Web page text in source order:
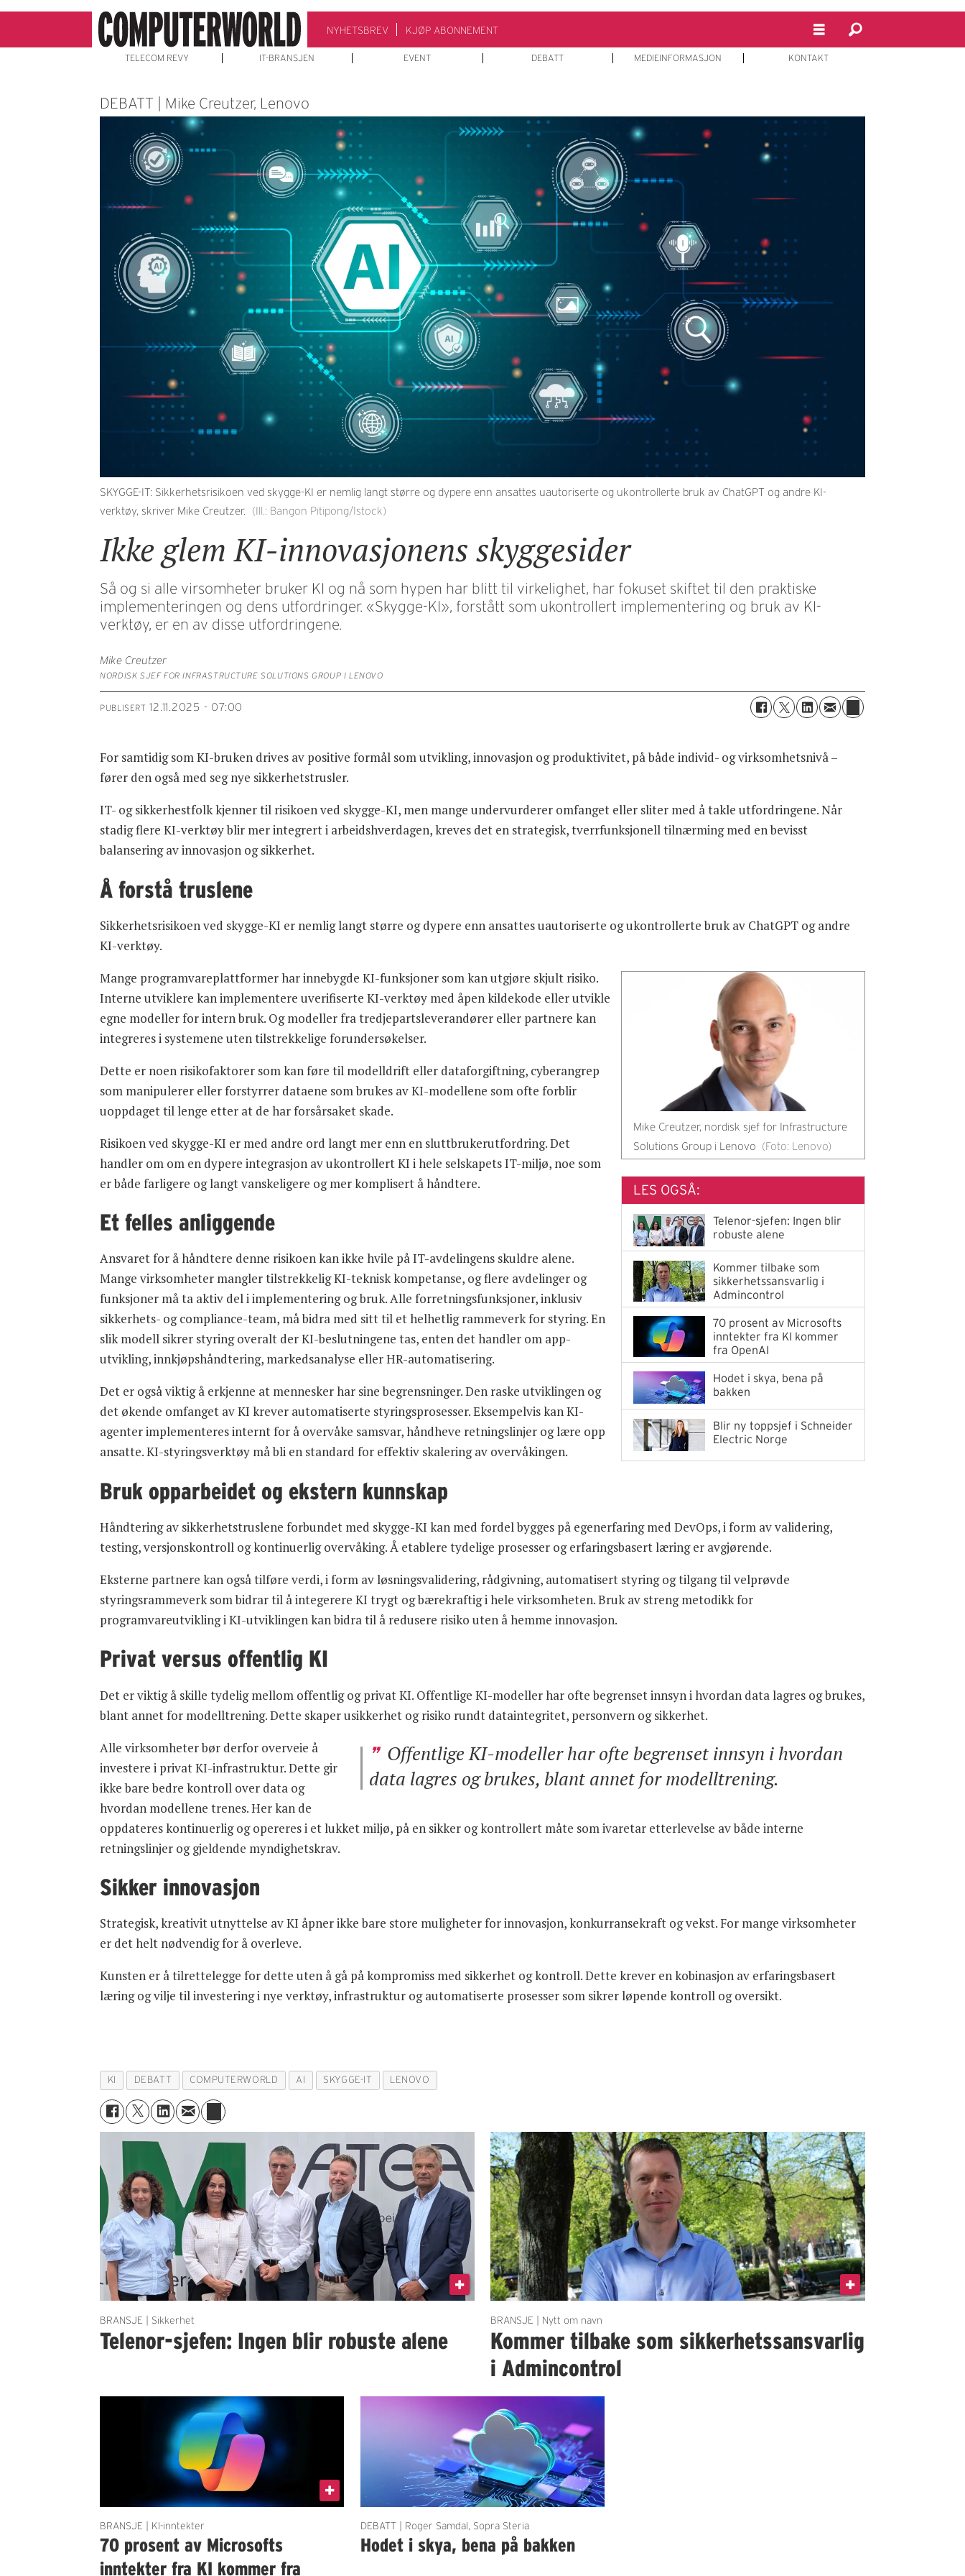
NYHETSBREV KJØP ABONNEMENT
TELECOM REVY IT-BRANSJEN EVENT DEBATT MEDIEINFORMASJON KONTAKT
DEBATT | Mike Creutzer, Lenovo
SKYGGE-IT: Sikkerhetsrisikoen ved skygge-KI er nemlig langt større og dypere enn ansattes uautoriserte og ukontrollerte bruk av ChatGPT og andre KI-
verktøy, skriver Mike Creutzer.
(Ill.: Bangon Pitipong/Istock)
Ikke glem KI-innovasjonens skyggesider
Så og si alle virsomheter bruker KI og nå som hypen har blitt til virkelighet, har fokuset skiftet til den praktiske
implementeringen og dens utfordringer. «Skygge-KI», forstått som ukontrollert implementering og bruk av KI-
verktøy, er en av disse utfordringene.
Mike Creutzer
NORDISK SJEF FOR INFRASTRUCTURE SOLUTIONS GROUP I LENOVO
PUBLISERT 12.11.2025 - 07:00
For samtidig som KI-bruken drives av positive formål som utvikling, innovasjon og produktivitet, på både individ- og virksomhetsnivå –
fører den også med seg nye sikkerhetstrusler.
IT- og sikkerhestfolk kjenner til risikoen ved skygge-KI, men mange undervurderer omfanget eller sliter med å takle utfordringene. Når
stadig flere KI-verktøy blir mer integrert i arbeidshverdagen, kreves det en strategisk, tverrfunksjonell tilnærming med en bevisst
balansering av innovasjon og sikkerhet.
Å forstå truslene
Sikkerhetsrisikoen ved skygge-KI er nemlig langt større og dypere enn ansattes uautoriserte og ukontrollerte bruk av ChatGPT og andre
KI-verktøy.
Mike Creutzer, nordisk sjef for Infrastructure
Solutions Group i Lenovo (Foto: Lenovo)
Mange programvareplattformer har innebygde KI-funksjoner som kan utgjøre skjult risiko.
Interne utviklere kan implementere uverifiserte KI-verktøy med åpen kildekode eller utvikle
egne modeller for intern bruk. Og modeller fra tredjepartsleverandører eller partnere kan
integreres i systemene uten tilstrekkelige forundersøkelser.
LES OGSÅ:
Telenor-sjefen: Ingen blir
robuste alene
Kommer tilbake som
sikkerhetssansvarlig i
Admincontrol
70 prosent av Microsofts
inntekter fra KI kommer
fra OpenAI
Hodet i skya, bena på
bakken
Blir ny toppsjef i Schneider
Electric Norge
Dette er noen risikofaktorer som kan føre til modelldrift eller dataforgiftning, cyberangrep
som manipulerer eller forstyrrer dataene som brukes av KI-modellene som ofte forblir
uoppdaget til lenge etter at de har forsårsaket skade.
Risikoen ved skygge-KI er med andre ord langt mer enn en sluttbrukerutfordring. Det
handler om om en dypere integrasjon av ukontrollert KI i hele selskapets IT-miljø, noe som
er både farligere og langt vanskeligere og mer komplisert å håndtere.
Et felles anliggende
Ansvaret for å håndtere denne risikoen kan ikke hvile på IT-avdelingens skuldre alene.
Mange virksomheter mangler tilstrekkelig KI-teknisk kompetanse, og flere avdelinger og
funksjoner må ta aktiv del i implementering og bruk. Alle forretningsfunksjoner, inklusiv
sikkerhets- og compliance-team, må bidra med sitt til et helhetlig rammeverk for styring. En
slik modell sikrer styring overalt der KI-beslutningene tas, enten det handler om app-
utvikling, innkjøpshåndtering, markedsanalyse eller HR-automatisering.
Det er også viktig å erkjenne at mennesker har sine begrensninger. Den raske utviklingen og
det økende omfanget av KI krever automatiserte styringsprosesser. Eksempelvis kan KI-
agenter implementeres internt for å overvåke samsvar, håndheve retningslinjer og lære opp
ansatte. KI-styringsverktøy må bli en standard for effektiv skalering av overvåkingen.
Bruk opparbeidet og ekstern kunnskap
Håndtering av sikkerhetstruslene forbundet med skygge-KI kan med fordel bygges på egenerfaring med DevOps, i form av validering,
testing, versjonskontroll og kontinuerlig overvåking. Å etablere tydelige prosesser og erfaringsbasert læring er avgjørende.
Eksterne partnere kan også tilføre verdi, i form av løsningsvalidering, rådgivning, automatisert styring og tilgang til velprøvde
styringsrammeverk som bidrar til å integerere KI trygt og bærekraftig i hele virksomheten. Bruk av streng metodikk for
programvareutvikling i KI-utviklingen kan bidra til å redusere risiko uten å hemme innovasjon.
Privat versus offentlig KI
Det er viktig å skille tydelig mellom offentlig og privat KI. Offentlige KI-modeller har ofte begrenset innsyn i hvordan data lagres og brukes,
blant annet for modelltrening. Dette skaper usikkerhet og risiko rundt dataintegritet, personvern og sikkerhet.
Offentlige KI-modeller har ofte begrenset innsyn i hvordan
data lagres og brukes, blant annet for modelltrening.
Alle virksomheter bør derfor overveie å
investere i privat KI-infrastruktur. Dette gir
ikke bare bedre kontroll over data og
hvordan modellene trenes. Her kan de
oppdateres kontinuerlig og opereres i et lukket miljø, på en sikker og kontrollert måte som ivaretar etterlevelse av både interne
retningslinjer og gjeldende myndighetskrav.
Sikker innovasjon
Strategisk, kreativit utnyttelse av KI åpner ikke bare store muligheter for innovasjon, konkurransekraft og vekst. For mange virksomheter
er det helt nødvendig for å overleve.
Kunsten er å tilrettelegge for dette uten å gå på kompromiss med sikkerhet og kontroll. Dette krever en kobinasjon av erfaringsbasert
læring og vilje til investering i nye verktøy, infrastruktur og automatiserte prosesser som sikrer løpende kontroll og oversikt.
KI DEBATT COMPUTERWORLD AI SKYGGE-IT LENOVO
BRANSJE | Sikkerhet
Telenor-sjefen: Ingen blir robuste alene
BRANSJE | Nytt om navn
Kommer tilbake som sikkerhetssansvarlig
i Admincontrol
BRANSJE | KI-inntekter
70 prosent av Microsofts
inntekter fra KI kommer fra
DEBATT | Roger Samdal, Sopra Steria
Hodet i skya, bena på bakken